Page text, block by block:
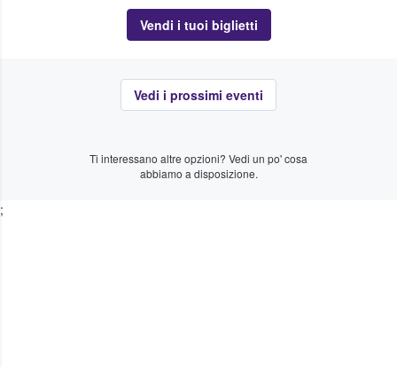
Vendi i tuoi biglietti
Vedi i prossimi eventi
Ti interessano altre opzioni? Vedi un po' cosa
abbiamo a disposizione.
;